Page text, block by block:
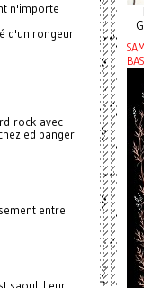
n'importe
d'un rongeur
rock avec
ed banger.
entre